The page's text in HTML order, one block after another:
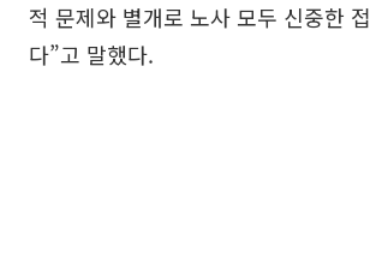
적 문제와 별개로 노사 모두 신중한
다”고 말했다.